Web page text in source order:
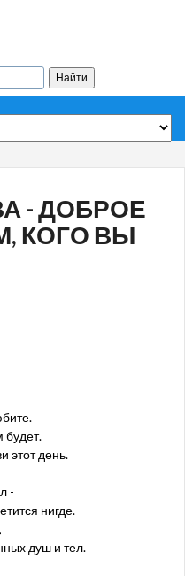
- ДОБРОЕ
КОГО ВЫ
будет.
этот день.
-
нигде.
душ и тел.